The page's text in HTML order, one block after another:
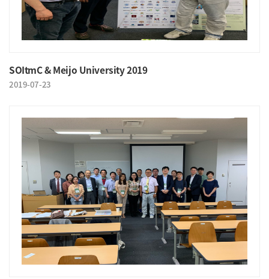
SOItmC & Meijo University 2019
2019-07-23